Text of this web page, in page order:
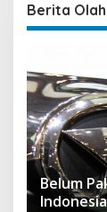
Berita
Belum